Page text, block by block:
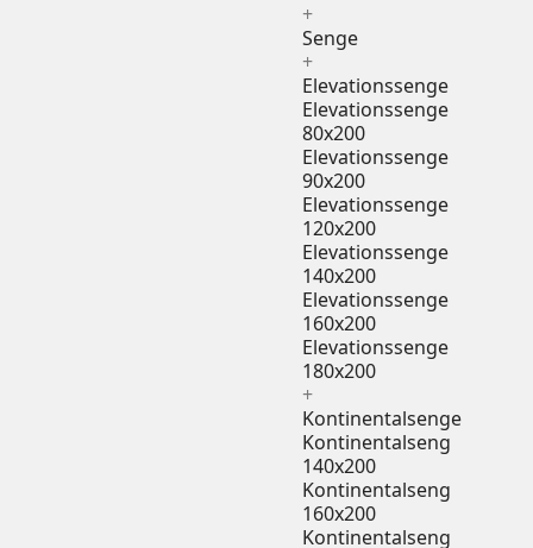
+
Senge
+
Elevationssenge
Elevationssenge
80x200
Elevationssenge
90x200
Elevationssenge
120x200
Elevationssenge
140x200
Elevationssenge
160x200
Elevationssenge
180x200
+
Kontinentalsenge
Kontinentalseng
140x200
Kontinentalseng
160x200
Kontinentalseng